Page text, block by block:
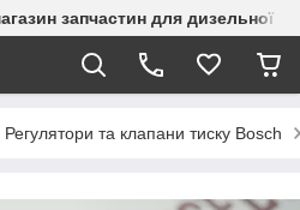
запчастин для дизельної
Регулятори та клапани тиску Bosch